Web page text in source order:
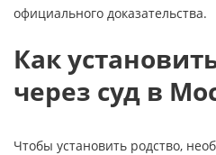
официального доказательства.
Как
через суд в
Чтобы установить родство,